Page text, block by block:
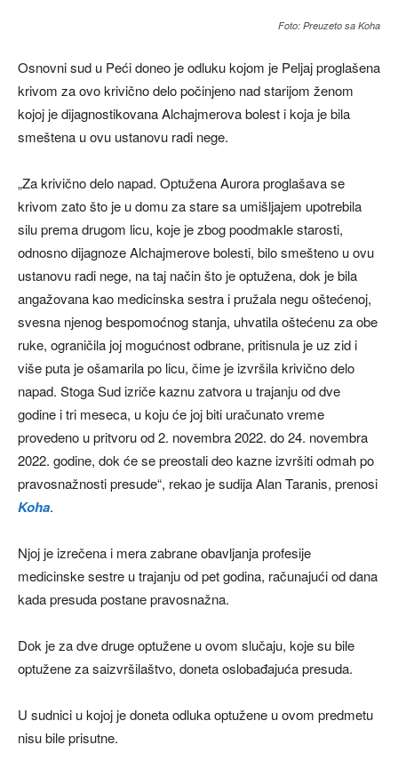
Foto: Preuzeto sa Koha
Osnovni sud u Peći doneo je odluku kojom je Peljaj proglašena
krivom za ovo krivično delo počinjeno nad starijom ženom
kojoj je dijagnostikovana Alchajmerova bolest i koja je bila
smeštena u ovu ustanovu radi nege.
„Za krivično delo napad. Optužena Aurora proglašava se
krivom zato što je u domu za stare sa umišljajem upotrebila
silu prema drugom licu, koje je zbog poodmakle starosti,
odnosno dijagnoze Alchajmerove bolesti, bilo smešteno u ovu
ustanovu radi nege, na taj način što je optužena, dok je bila
angažovana kao medicinska sestra i pružala negu oštećenoj,
svesna njenog bespomoćnog stanja, uhvatila oštećenu za obe
ruke, ograničila joj mogućnost odbrane, pritisnula je uz zid i
više puta je ošamarila po licu, čime je izvršila krivično delo
napad. Stoga Sud izriče kaznu zatvora u trajanju od dve
godine i tri meseca, u koju će joj biti uračunato vreme
provedeno u pritvoru od 2. novembra 2022. do 24. novembra
2022. godine, dok će se preostali deo kazne izvršiti odmah po
pravosnažnosti presude“, rekao je sudija Alan Taranis, prenosi
Koha.
Njoj je izrečena i mera zabrane obavljanja profesije
medicinske sestre u trajanju od pet godina, računajući od dana
kada presuda postane pravosnažna.
Dok je za dve druge optužene u ovom slučaju, koje su bile
optužene za saizvršilaštvo, doneta oslobađajuća presuda.
U sudnici u kojoj je doneta odluka optužene u ovom predmetu
nisu bile prisutne.